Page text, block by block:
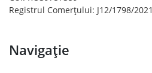
Registrul Comerțului: J12/1798/2021
Navigație